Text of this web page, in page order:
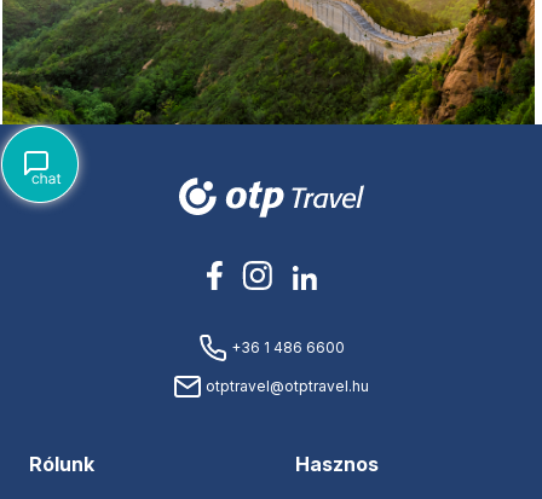
+36 1 486 6600
otptravel@otptravel.hu
Rólunk Hasznos